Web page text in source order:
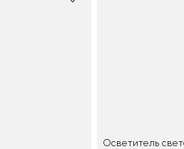
Осветитель